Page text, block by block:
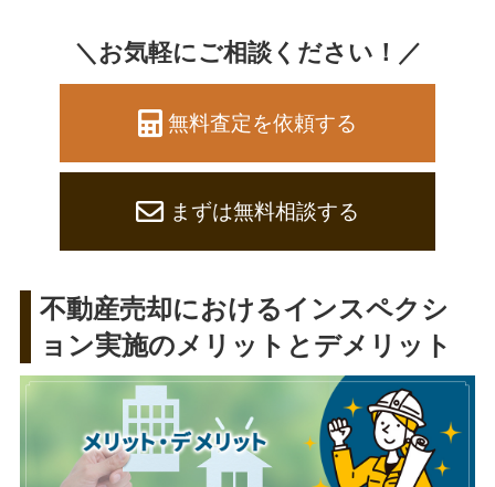
＼お気軽にご相談ください！／
無料査定を依頼する
まずは無料相談する
不動産売却におけるインスペクシ
ョン実施のメリットとデメリット